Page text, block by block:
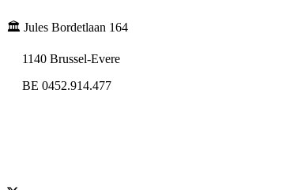
🏛️ Jules Bordetlaan 164
1140 Brussel-Evere
BE 0452.914.477